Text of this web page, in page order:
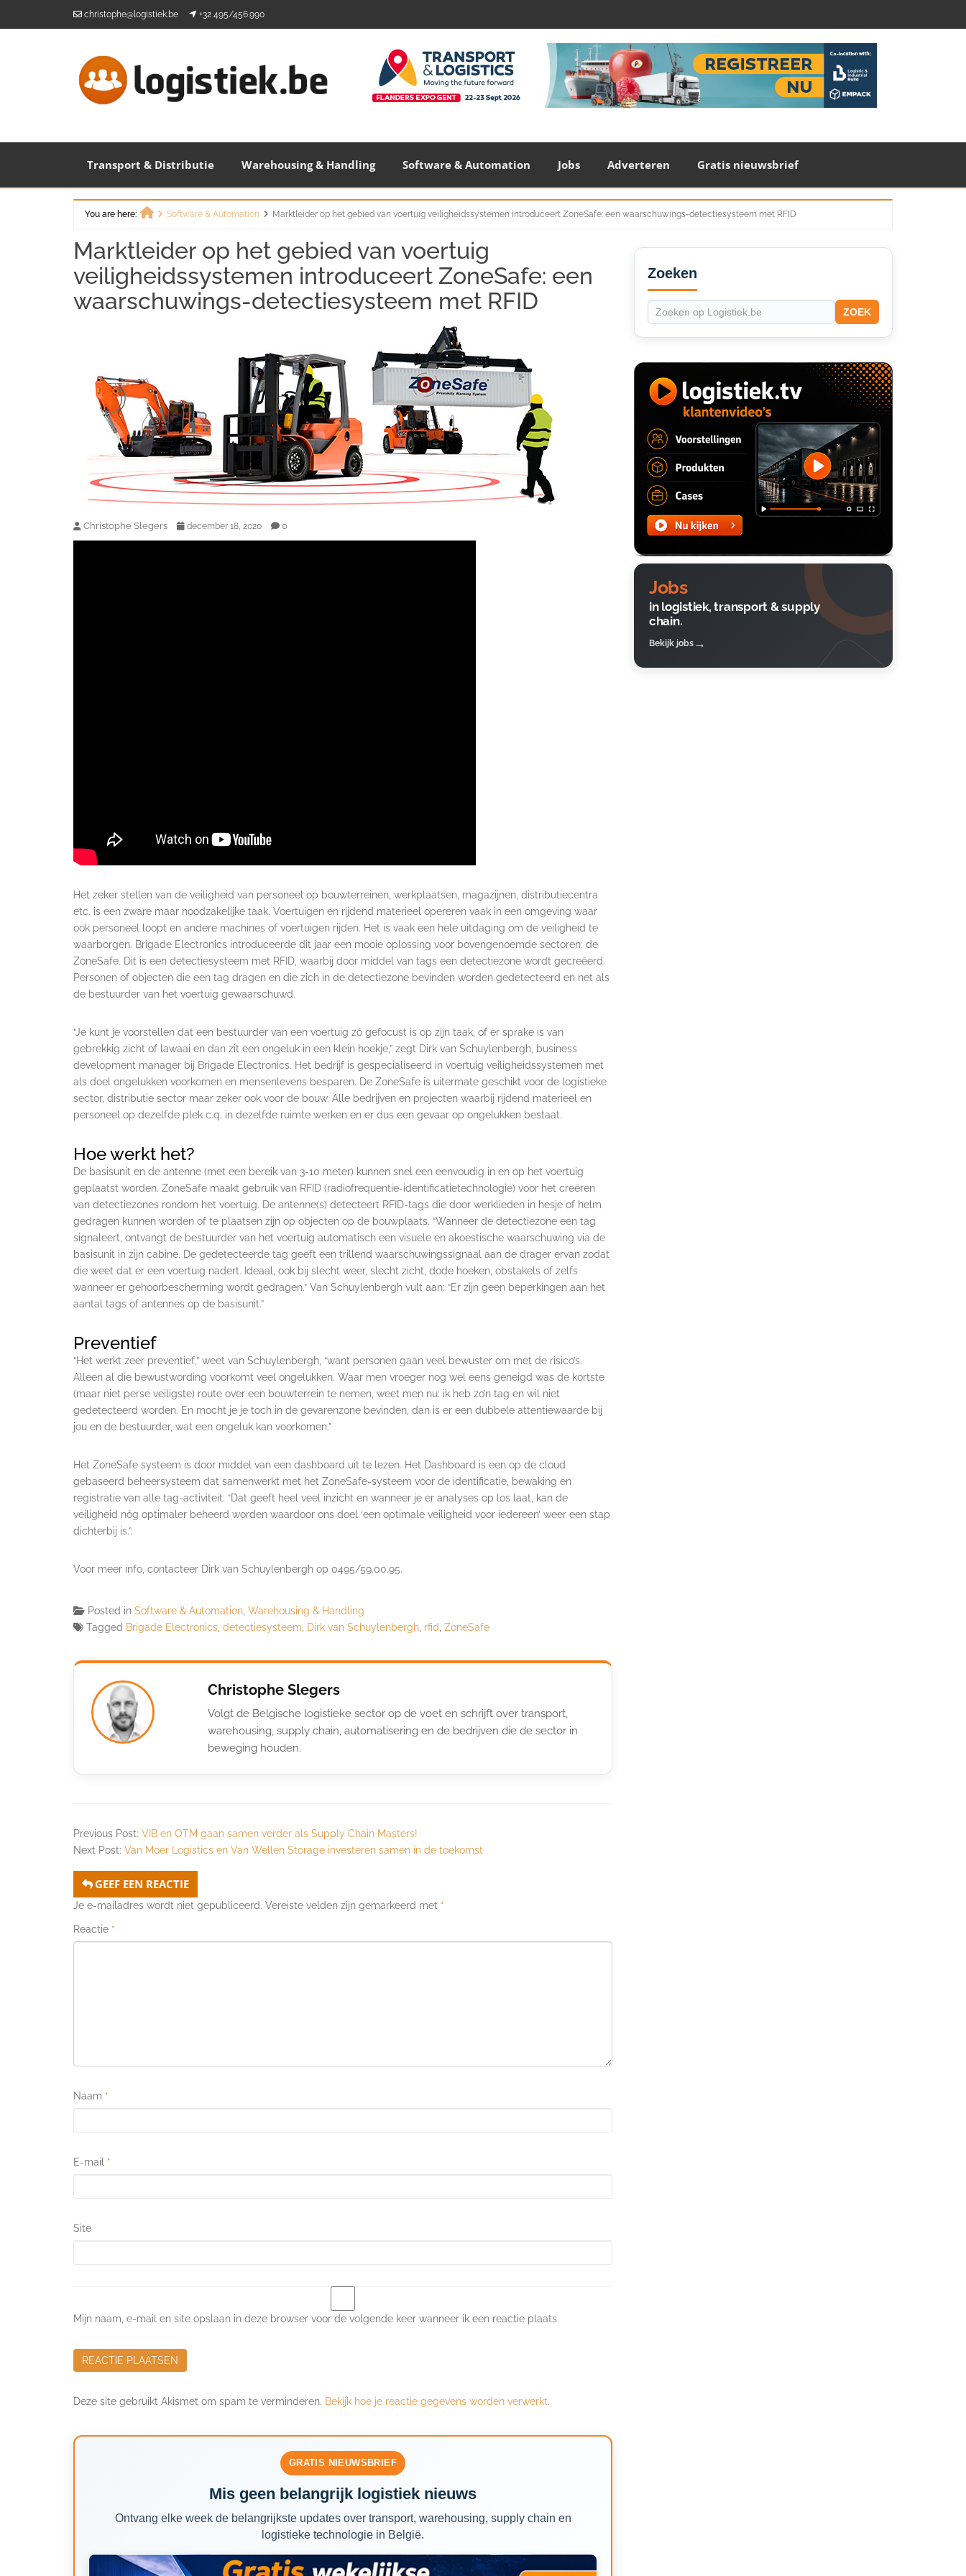
christophe@logistiek.be +32 495/456.990
Transport & Distributie Warehousing & Handling Software & Automation Jobs Adverteren Gratis nieuwsbrief
You are here:
Software & Automation Marktleider op het gebied van voertuig veiligheidssystemen introduceert ZoneSafe: een waarschuwings-detectiesysteem met RFID
Marktleider op het gebied van voertuig
veiligheidssystemen introduceert ZoneSafe: een
waarschuwings-detectiesysteem met RFID
Christophe Slegers december 18, 2020 0
Het zeker stellen van de veiligheid van personeel op bouwterreinen, werkplaatsen, magazijnen, distributiecentra
etc. is een zware maar noodzakelijke taak. Voertuigen en rijdend materieel opereren vaak in een omgeving waar
ook personeel loopt en andere machines of voertuigen rijden. Het is vaak een hele uitdaging om de veiligheid te
waarborgen. Brigade Electronics introduceerde dit jaar een mooie oplossing voor bovengenoemde sectoren: de
ZoneSafe. Dit is een detectiesysteem met RFID, waarbij door middel van tags een detectiezone wordt gecreëerd.
Personen of objecten die een tag dragen en die zich in de detectiezone bevinden worden gedetecteerd en net als
de bestuurder van het voertuig gewaarschuwd.
“Je kunt je voorstellen dat een bestuurder van een voertuig zó gefocust is op zijn taak, of er sprake is van
gebrekkig zicht of lawaai en dan zit een ongeluk in een klein hoekje,” zegt Dirk van Schuylenbergh, business
development manager bij Brigade Electronics. Het bedrijf is gespecialiseerd in voertuig veiligheidssystemen met
als doel ongelukken voorkomen en mensenlevens besparen. De ZoneSafe is uitermate geschikt voor de logistieke
sector, distributie sector maar zeker ook voor de bouw. Alle bedrijven en projecten waarbij rijdend materieel en
personeel op dezelfde plek c.q. in dezelfde ruimte werken en er dus een gevaar op ongelukken bestaat.
Hoe werkt het?
De basisunit en de antenne (met een bereik van 3-10 meter) kunnen snel een eenvoudig in en op het voertuig
geplaatst worden. ZoneSafe maakt gebruik van RFID (radiofrequentie-identificatietechnologie) voor het creëren
van detectiezones rondom het voertuig. De antenne(s) detecteert RFID-tags die door werklieden in hesje of helm
gedragen kunnen worden of te plaatsen zijn op objecten op de bouwplaats. “Wanneer de detectiezone een tag
signaleert, ontvangt de bestuurder van het voertuig automatisch een visuele en akoestische waarschuwing via de
basisunit in zijn cabine. De gedetecteerde tag geeft een trillend waarschuwingssignaal aan de drager ervan zodat
die weet dat er een voertuig nadert. Ideaal, ook bij slecht weer, slecht zicht, dode hoeken, obstakels of zelfs
wanneer er gehoorbescherming wordt gedragen.” Van Schuylenbergh vult aan: “Er zijn geen beperkingen aan het
aantal tags of antennes op de basisunit.”
Preventief
“Het werkt zeer preventief,” weet van Schuylenbergh, “want personen gaan veel bewuster om met de risico’s.
Alleen al die bewustwording voorkomt veel ongelukken. Waar men vroeger nog wel eens geneigd was de kortste
(maar niet perse veiligste) route over een bouwterrein te nemen, weet men nu: ik heb zo’n tag en wil niet
gedetecteerd worden. En mocht je je toch in de gevarenzone bevinden, dan is er een dubbele attentiewaarde bij
jou en de bestuurder, wat een ongeluk kan voorkomen.”
Het ZoneSafe systeem is door middel van een dashboard uit te lezen. Het Dashboard is een op de cloud
gebaseerd beheersysteem dat samenwerkt met het ZoneSafe-systeem voor de identificatie, bewaking en
registratie van alle tag-activiteit. “Dat geeft heel veel inzicht en wanneer je er analyses op los laat, kan de
veiligheid nóg optimaler beheerd worden waardoor ons doel ‘een optimale veiligheid voor iedereen’ weer een stap
dichterbij is.”.
Voor meer info, contacteer Dirk van Schuylenbergh op 0495/59.00.95.
Posted in Software & Automation Warehousing & Handling
Tagged Brigade Electronics detectiesysteem Dirk van Schuylenbergh rfid ZoneSafe
Christophe Slegers
Volgt de Belgische logistieke sector op de voet en schrijft over transport,
warehousing, supply chain, automatisering en de bedrijven die de sector in
beweging houden.
Previous Post: VIB en OTM gaan samen verder als Supply Chain Masters!
Next Post: Van Moer Logistics en Van Wellen Storage investeren samen in de toekomst
GEEF EEN REACTIE
Je e-mailadres wordt niet gepubliceerd. Vereiste velden zijn gemarkeerd met *
Reactie *
Naam *
E-mail *
Site
Mijn naam, e-mail en site opslaan in deze browser voor de volgende keer wanneer ik een reactie plaats.
Deze site gebruikt Akismet om spam te verminderen. Bekijk hoe je reactie gegevens worden verwerkt.
GRATIS NIEUWSBRIEF
Mis geen belangrijk logistiek nieuws
Ontvang elke week de belangrijkste updates over transport, warehousing, supply chain en
logistieke technologie in België.
Secondary
Sidebar
Zoeken
ZOEK
Jobs
in logistiek, transport & supply
chain.
Bekijk jobs